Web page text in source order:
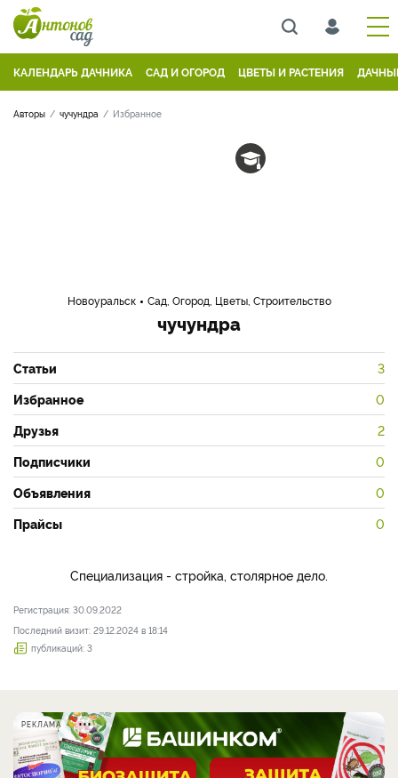
КАЛЕНДАРЬ ДАЧНИКА САД И ОГОРОД ЦВЕТЫ И РАСТЕНИЯ
Авторы чучундра Избранное
Новоуральск Сад, Огород, Цветы, Строительство
чучундра
Статьи 3
Избранное 0
Друзья 2
Подписчики 0
Объявления 0
Прайсы 0
Специализация - стройка, столярное дело.
Регистрация: 30.09.2022
Последний визит: 29.12.2024 в 18:14
публикаций: 3
РЕКЛАМА